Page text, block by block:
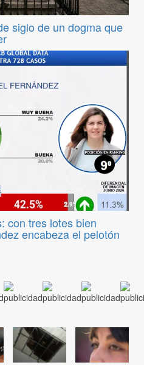
siglo de un dogma que
con tres lotes bien
encabeza el pelotón